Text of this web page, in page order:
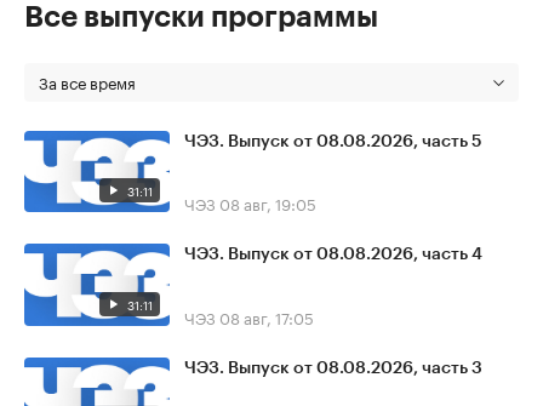
Все выпуски программы
За все время
31:11
ЧЭЗ. Выпуск от 08.08.2026, часть 5
ЧЭЗ 08 авг, 19:05
31:11
ЧЭЗ. Выпуск от 08.08.2026, часть 4
ЧЭЗ 08 авг, 17:05
ЧЭЗ. Выпуск от 08.08.2026, часть 3